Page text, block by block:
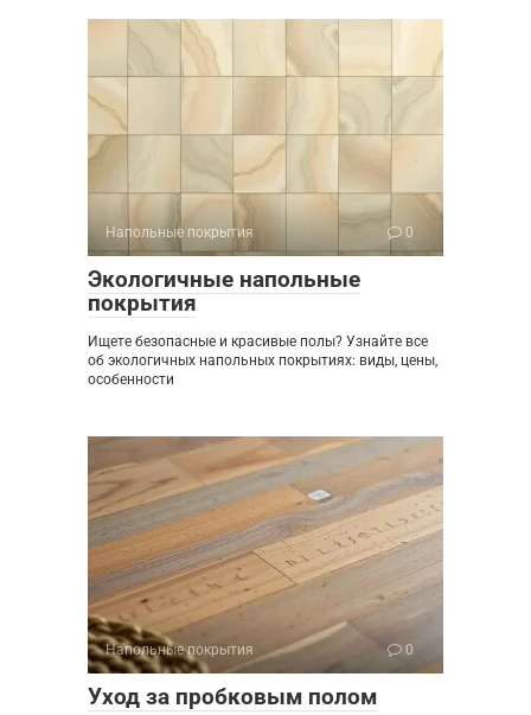
Напольные покрытия 0
Экологичные напольные
покрытия
Ищете безопасные и красивые полы? Узнайте все
об экологичных напольных покрытиях: виды, цены,
особенности
Напольные покрытия 0
Уход за пробковым полом